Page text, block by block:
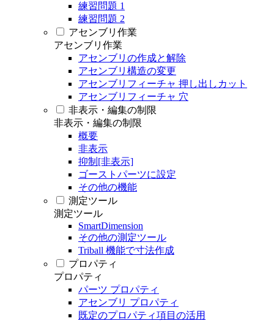
練習問題 1
練習問題 2
アセンブリ作業
アセンブリ作業
アセンブリの作成と解除
アセンブリ構造の変更
アセンブリフィーチャ 押し出しカット
アセンブリフィーチャ 穴
非表示・編集の制限
非表示・編集の制限
概要
非表示
抑制[非表示]
ゴーストパーツに設定
その他の機能
測定ツール
測定ツール
SmartDimension
その他の測定ツール
Triball 機能で寸法作成
プロパティ
プロパティ
パーツ プロパティ
アセンブリ プロパティ
既定のプロパティ項目の活用